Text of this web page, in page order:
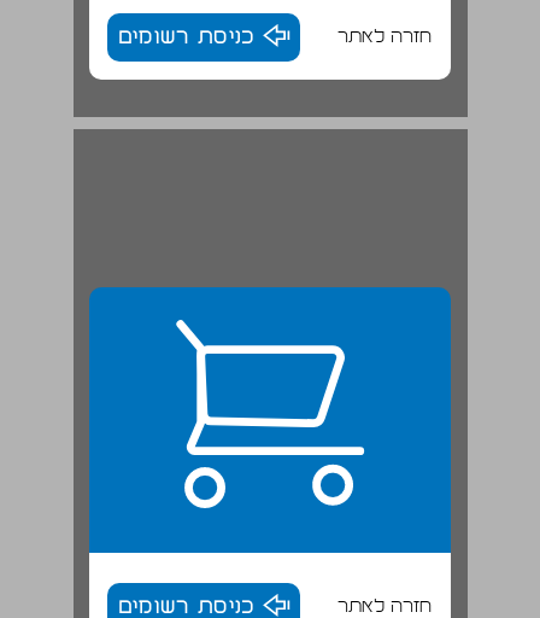
חזרה לאתר כניסת רשומים
חזרה לאתר כניסת רשומים